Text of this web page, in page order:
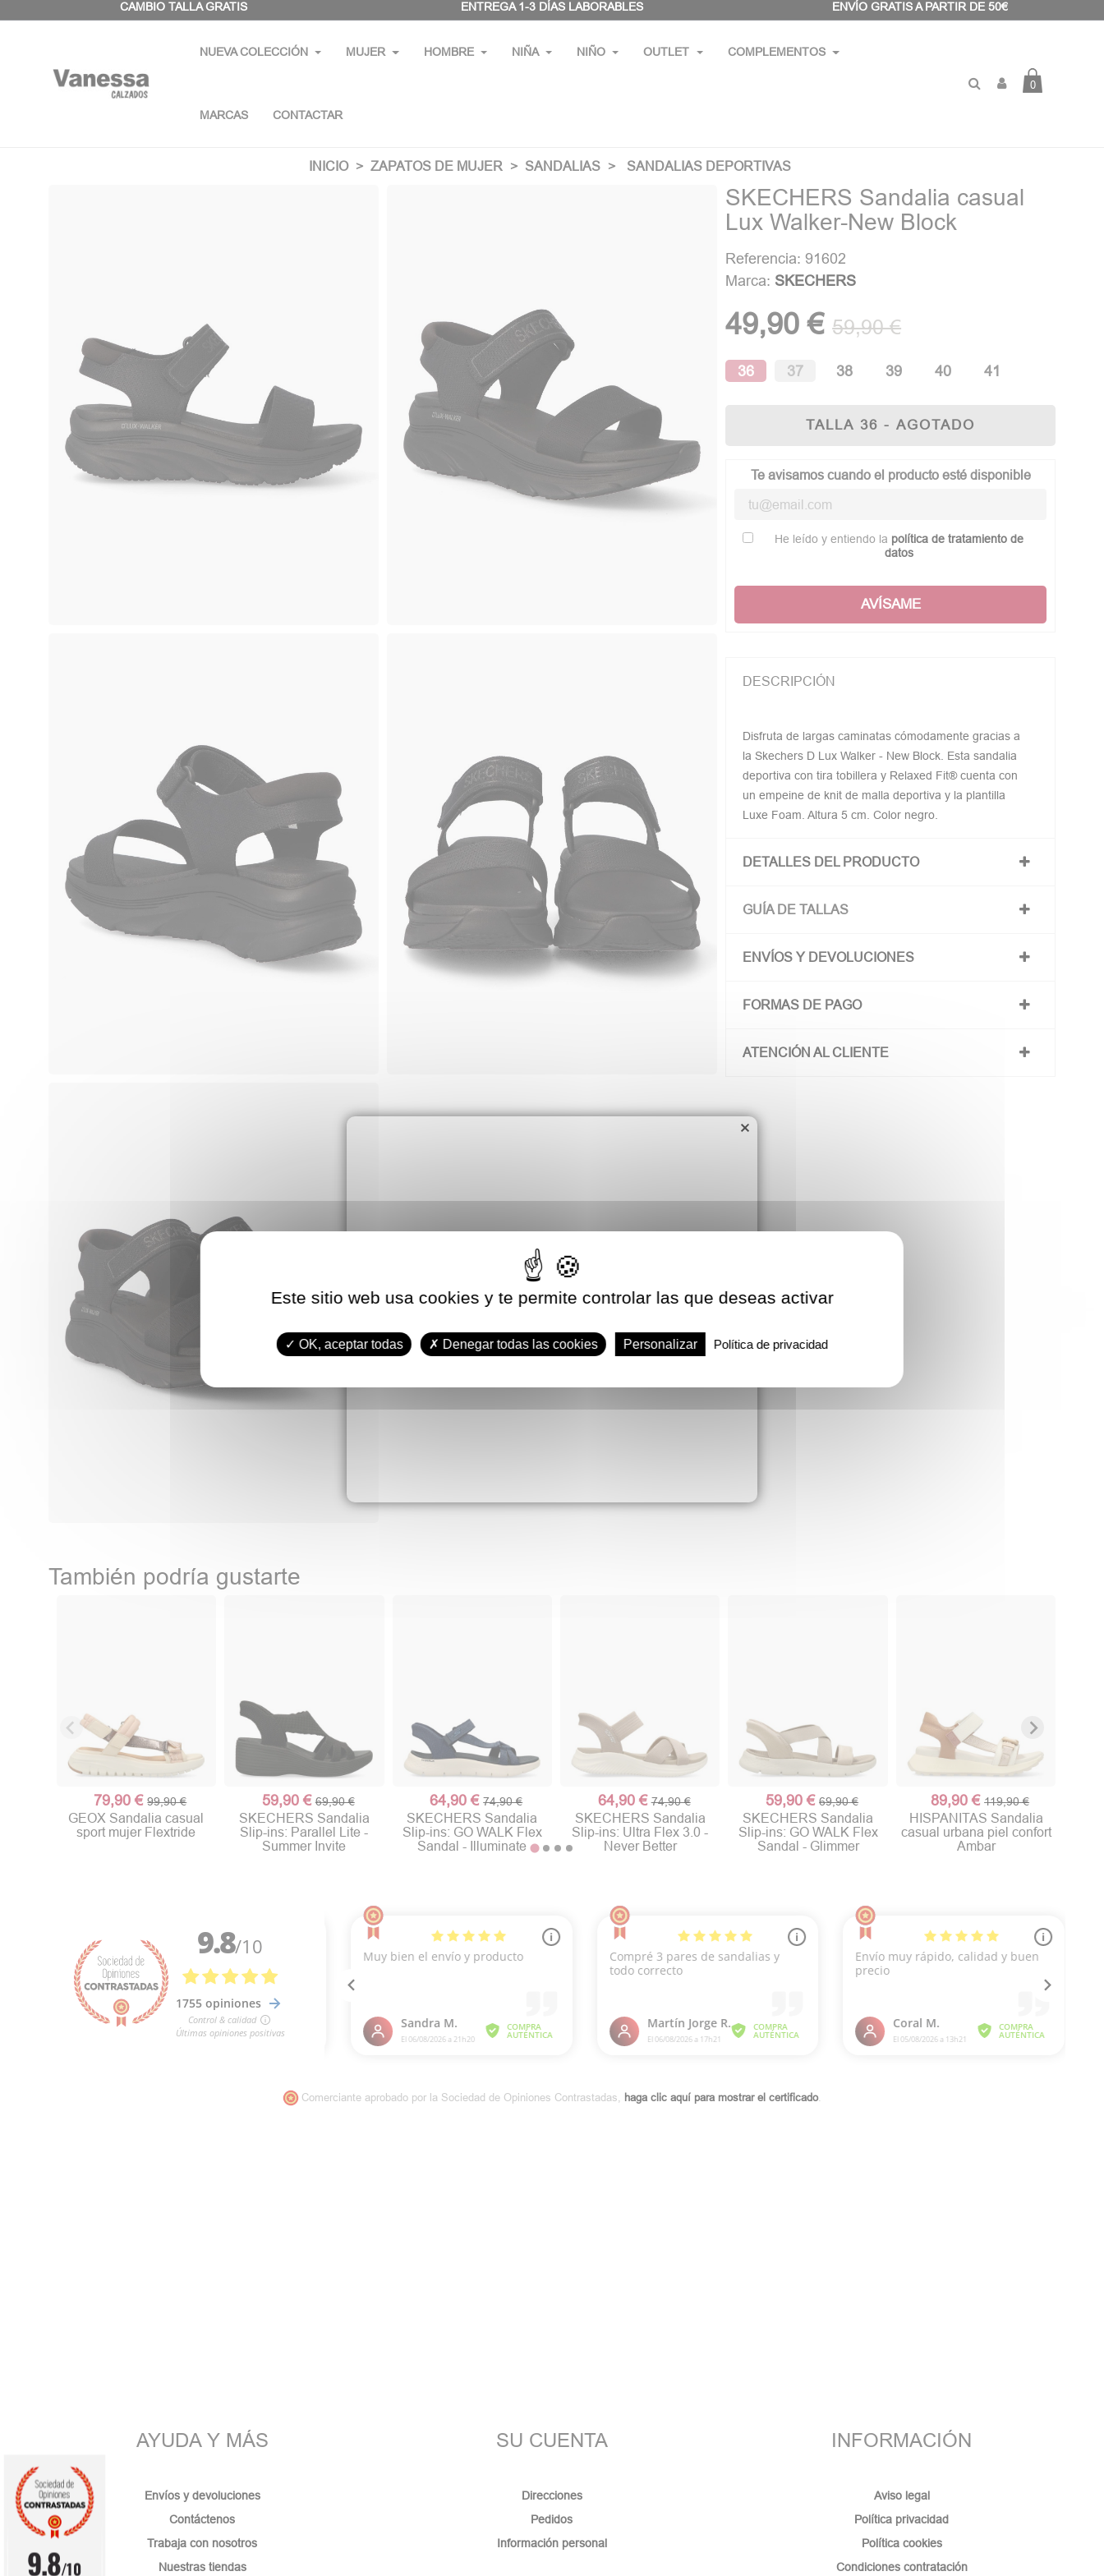
CAMBIO TALLA GRATIS ENTREGA 1-3 DÍAS LABORABLES ENVÍO GRATIS A PARTIR DE 50€
NUEVA COLECCIÓN MUJER HOMBRE NIÑA NIÑO OUTLET COMPLEMENTOS
MARCAS CONTACTAR
0
INICIO ZAPATOS DE MUJER SANDALIAS SANDALIAS DEPORTIVAS
SKECHERS Sandalia casual
Lux Walker-New Block
Referencia: 91602
Marca: SKECHERS
49,90 € 59,90 €
36 37 38 39 40 41
TALLA 36 - AGOTADO
Te avisamos cuando el producto esté disponible
He leído y entiendo la política de tratamiento de
datos
AVÍSAME
DESCRIPCIÓN
Disfruta de largas caminatas cómodamente gracias a
la Skechers D Lux Walker - New Block. Esta sandalia
deportiva con tira tobillera y Relaxed Fit® cuenta con
un empeine de knit de malla deportiva y la plantilla
Luxe Foam. Altura 5 cm. Color negro.
DETALLES DEL PRODUCTO
GUÍA DE TALLAS
ENVÍOS Y DEVOLUCIONES
FORMAS DE PAGO
ATENCIÓN AL CLIENTE
También podría gustarte
79,90 €99,90 €
GEOX Sandalia casual
sport mujer Flextride
59,90 €69,90 €
SKECHERS Sandalia
Slip-ins: Parallel Lite -
Summer Invite
64,90 €74,90 €
SKECHERS Sandalia
Slip-ins: GO WALK Flex
Sandal - Illuminate
64,90 €74,90 €
SKECHERS Sandalia
Slip-ins: Ultra Flex 3.0 -
Never Better
59,90 €69,90 €
SKECHERS Sandalia
Slip-ins: GO WALK Flex
Sandal - Glimmer
89,90 €119,90 €
HISPANITAS Sandalia
casual urbana piel confort
Ambar
Comerciante aprobado por la Sociedad de Opiniones Contrastadas, haga clic aquí para mostrar el certificado.
AYUDA Y MÁS
Envíos y devoluciones
Contáctenos
Trabaja con nosotros
Nuestras tiendas
SU CUENTA
Direcciones
Pedidos
Información personal
INFORMACIÓN
Aviso legal
Política privacidad
Política cookies
Condiciones contratación
×
9.8/10
Panel de gestión de cookies
Este sitio web usa cookies y te permite controlar las que deseas activar
OK, aceptar todas Denegar todas las cookies Personalizar Política de privacidad